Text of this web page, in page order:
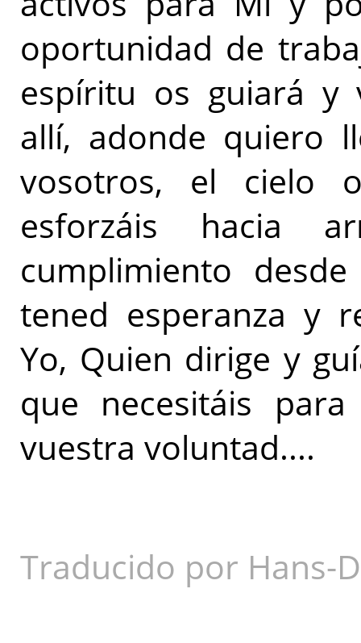
oportunidad de
espíritu os guiará y
allí, adonde quiero
vosotros, el cielo
esforzáis hacia
cumplimiento
tened esperanza y
Yo, Quien dirige y
que necesitáis
vuestra voluntad....
Traducido por Hans-